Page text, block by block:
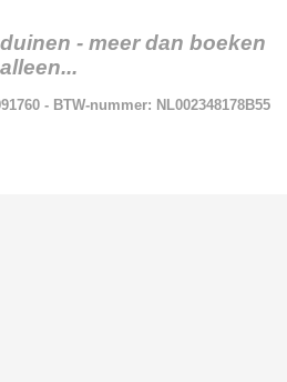
- meer dan boeken
alleen...
- BTW-nummer: NL002348178B55